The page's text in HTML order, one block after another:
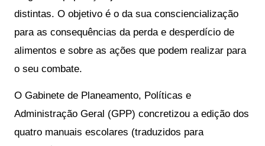
distintas. O objetivo é o da sua consciencialização
para as consequências da perda e desperdício de
alimentos e sobre as ações que podem realizar para
o seu combate.
O Gabinete de Planeamento, Políticas e
Administração Geral (GPP) concretizou a edição dos
quatro manuais escolares (traduzidos para